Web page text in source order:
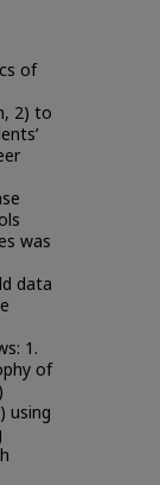
of
2) to
was
data
1.
of
using